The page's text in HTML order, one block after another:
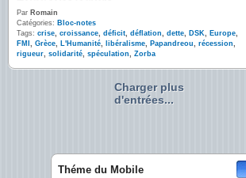
Par Romain
Catégories: Bloc-notes
Tags: crise, croissance, déficit, déflation, dette, DSK, Europe,
FMI , Grèce, L'Humanité, libéralisme, Papandreou, récession,
rigueur, solidarité, spéculation, Zorba
Charger plus
d'entrées...
Théme du Mobile